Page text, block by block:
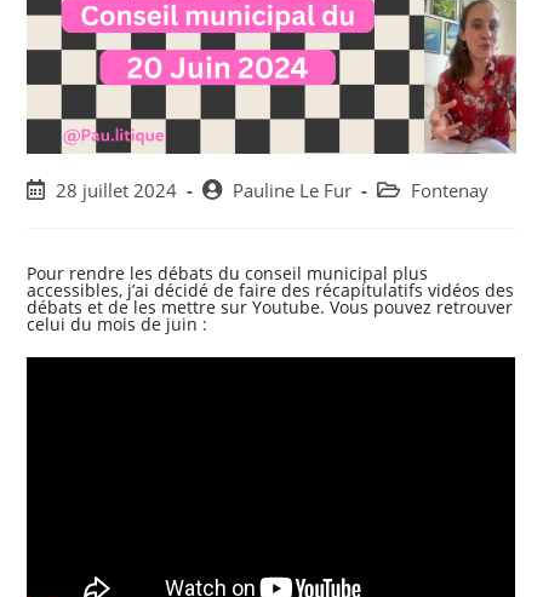
Post28 juillet 2024
PostPauline Le Fur
Post Fontenay
Pour rendre les débats du conseil municipal plus
accessibles, j’ai décidé de faire des récapitulatifs vidéos des
débats et de les mettre sur Youtube. Vous pouvez retrouver
celui du mois de juin :